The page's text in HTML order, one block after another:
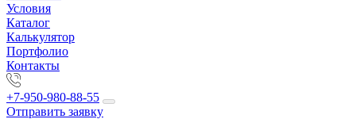
Условия
Каталог
Калькулятор
Портфолио
Контакты
+7-950-980-88-55
Отправить заявку